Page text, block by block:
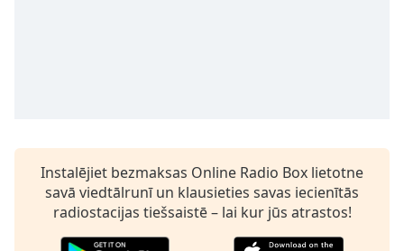
Chapters
descriptions
Instalējiet bezmaksas Online Radio Box lietotne
savā viedtālrunī un klausieties savas iecienītās
radiostacijas tiešsaistē – lai kur jūs atrastos!